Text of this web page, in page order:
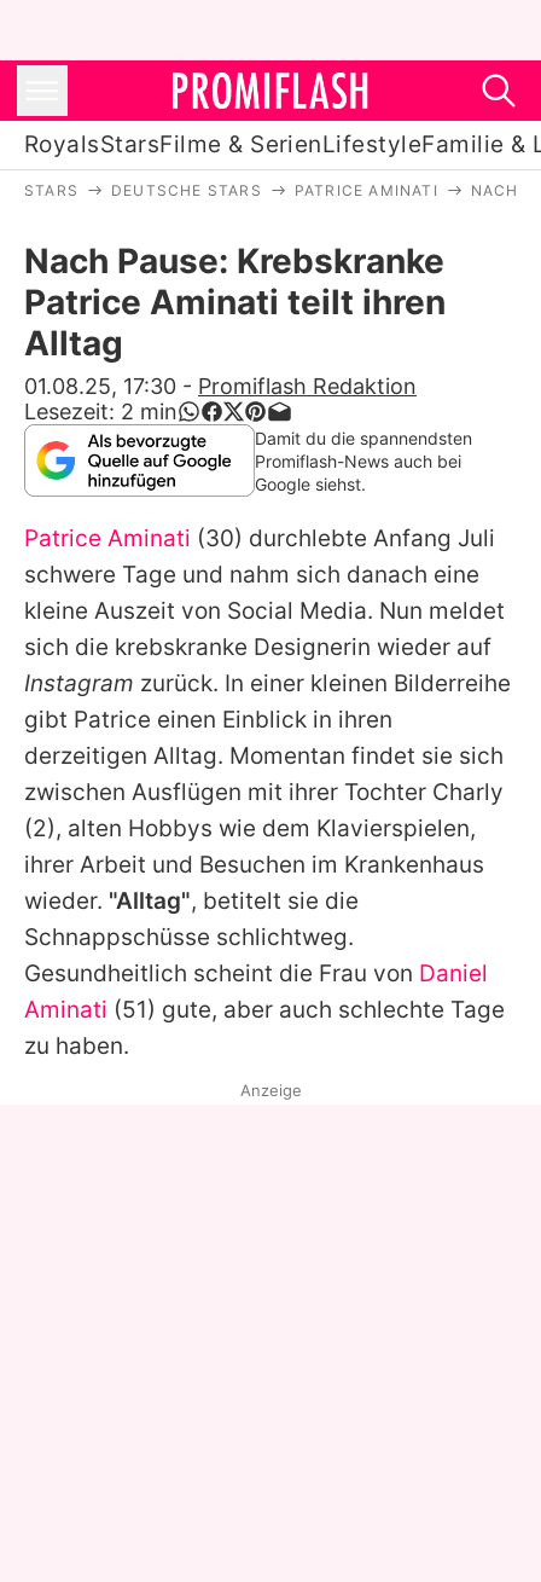
RoyalsStarsFilme & SerienLifestyleFamilie &
Stars
Filme & Serien
Lifestyle
Familie & Liebe
Promiflash Exklusiv
Alle Themen auf Promiflash
Jobs
App runterladen
Team
Redaktionelle Richtlinien
Impressum
Datenschutzerklärung
Nutzungsbedingungen
Utiq verwalten
STARS DEUTSCHE STARS PATRICE AMINATI NACH
Nach Pause: Krebskranke
Patrice Aminati teilt ihren
Alltag
01.08.25, 17:30 - Promiflash Redaktion
Lesezeit: 2 min
Damit du die spannendsten
Promiflash-News auch bei
Google siehst.
Patrice Aminati (30) durchlebte Anfang Juli
schwere Tage und nahm sich danach eine
kleine Auszeit von Social Media. Nun meldet
sich die krebskranke Designerin wieder auf
Instagram zurück. In einer kleinen Bilderreihe
gibt Patrice einen Einblick in ihren
derzeitigen Alltag. Momentan findet sie sich
zwischen Ausflügen mit ihrer Tochter Charly
(2), alten Hobbys wie dem Klavierspielen,
ihrer Arbeit und Besuchen im Krankenhaus
wieder. "Alltag", betitelt sie die
Schnappschüsse schlichtweg.
Gesundheitlich scheint die Frau von Daniel
Aminati (51) gute, aber auch schlechte Tage
zu haben.
Anzeige